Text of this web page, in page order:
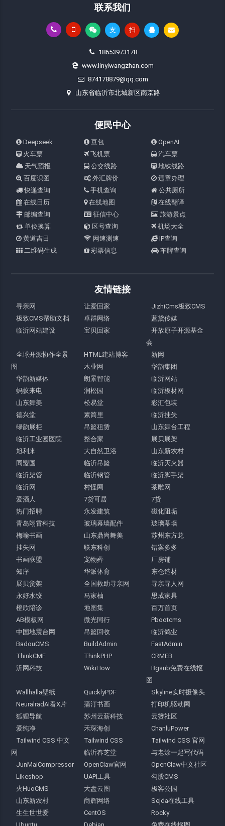
联系我们
支 扫
18653973178
www.linyiwangzhan.com
874178879@qq.com
山东省临沂市北城新区南京路
便民中心
Deepseek 豆包
OpenAI
火车票
飞机票
汽车票
天气预报
公交线路
地铁线路
百度识图
外汇牌价
违章办理
快递查询
手机查询
公共厕所
在线日历
在线地图
在线翻译
邮编查询
征信中心
旅游景点
单位换算
区号查询
机场大全
黄道吉日
网速测速
IP查询
二维码生成
彩票信息 车牌查询
友情链接
寻亲网 让爱回家
JizhiCms极致CMS
极致CMS帮助文档
卓群网络
蓝黛传媒
临沂网站建设
宝贝回家
开放原子开源基金
会
全球开源协作全景
图
HTML建站博客
新网
木业网
华韵集团
华韵新媒体
朗景智能
临沂网站
蚂蚁来电
润松园
临沂板材网
山东舞美
松易堂
彩汇包装
德兴堂
素简里
临沂挂失
绿韵展柜
吊篮租赁
山东舞台工程
临沂工业园医院
整合家
展贝展架
旭利来
大自然卫浴
山东新农村
同盟国
临沂吊篮
临沂灭火器
临沂架管
临沂钢管
临沂脚手架
临沂网
村怪网
茶雕网
爱酒人
7货可居
7货
热门招聘
永发建筑
磁化阻垢
青岛翊霄科技
玻璃幕墙配件
玻璃幕墙
梅喻书画
山东鼎尚舞美
苏州东方龙
挂失网
联东科创
错案多多
书画联盟
宠物葬
厂房铺
知序
华派体育
东仓造材
展贝货架
全国救助寻亲网
寻亲寻人网
永好水饺
马家柚
思成家具
橙欣陪诊
地图集
百万首页
AB模板网
微光同行
Pbootcms
中国地震台网
吊篮回收
临沂鸽业
BadouCMS
BuildAdmin
FastAdmin
ThinkCMF
ThinkPHP
CRMEB
沂网科技
WikiHow
Bgsub免费在线抠
图
Wallhalla壁纸
QuicklyPDF
Skyline实时摄像头
NeuralradAI看X片
蒲汀书画
打印机驱动网
狐狸导航
苏州云薪科技
云赞社区
爱纯净
禾琛海创
ChanluPower
Tailwind CSS 中文
网
Tailwind CSS
Tailwind CSS 官网
临沂春芝堂
与老涂一起写代码
JunMaiCompressor
OpenClaw官网
OpenClaw中文社区
Likeshop
UAPI工具
勾股CMS
火HuoCMS
大盘云图
极客公园
山东新农村
商辉网络
Sejda在线工具
生生世世爱
CentOS
Rocky